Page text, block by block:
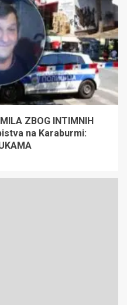
ZBOG INTIMNIH
na Karaburmi: